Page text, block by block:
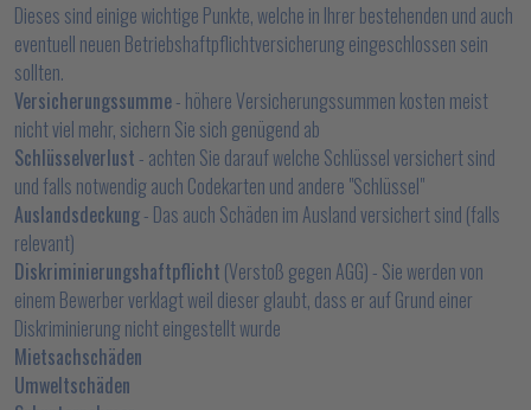
Dieses sind einige wichtige Punkte, welche in Ihrer bestehenden und auch
eventuell neuen Betriebshaftpflichtversicherung eingeschlossen sein
sollten.
Versicherungssumme- höhere Versicherungssummen kosten meist
nicht viel mehr, sichern Sie sich genügend ab
Schlüsselverlust - achten Sie darauf welche Schlüssel versichert sind
und falls notwendig auch Codekarten und andere "Schlüssel"
Auslandsdeckung- Das auch Schäden im Ausland versichert sind (falls
relevant)
Diskriminierungshaftpflicht (Verstoß gegen AGG) - Sie werden von
einem Bewerber verklagt weil dieser glaubt, dass er auf Grund einer
Diskriminierung nicht eingestellt wurde
Mietsachschäden
Umweltschäden